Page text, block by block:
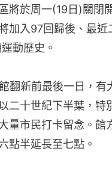
將於周一(19日)關閉
加入97回歸後、最近
動歷史。
翻新前最後一日，有
二十世紀下半葉，特
量市民打卡留念。館
點半延長至七點。